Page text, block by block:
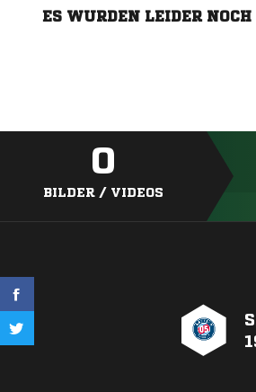
ES WURDEN LEIDER
0
BILDER / VIDEOS